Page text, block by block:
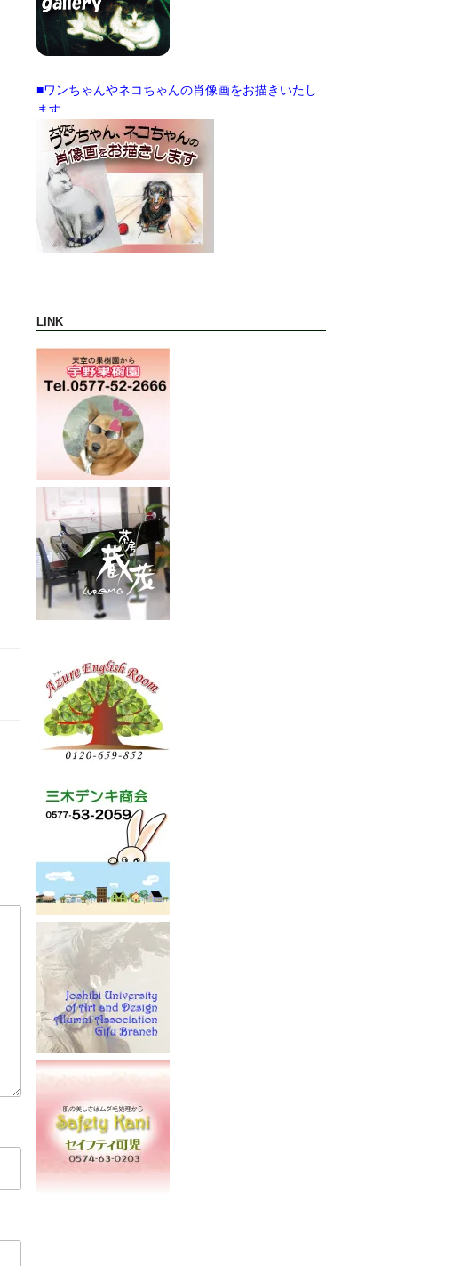
■ワンちゃんやネコちゃんの肖像画をお描きいたし
ます。
LINK